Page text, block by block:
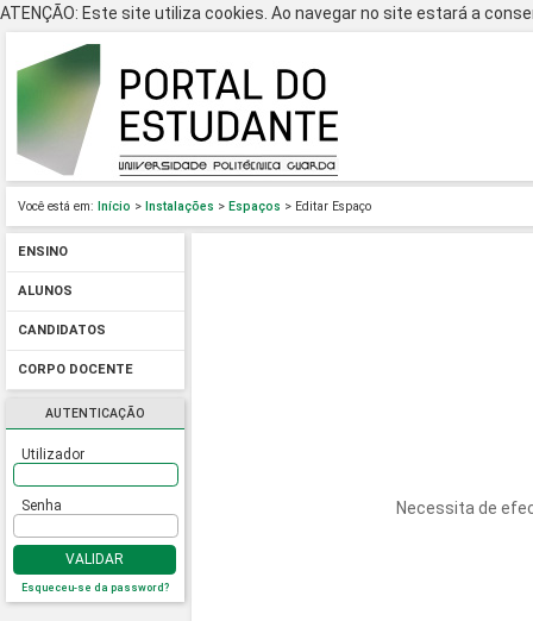
ATENÇÃO: Este site utiliza cookies. Ao navegar no site estará a
Você está em: Início > Instalações > Espaços > Editar Espaço
ENSINO
ALUNOS
CANDIDATOS
CORPO DOCENTE
AUTENTICAÇÃO
Utilizador
Senha
VALIDAR
Esqueceu-se da password?
Necessita de